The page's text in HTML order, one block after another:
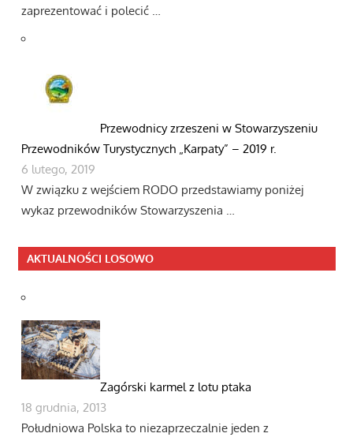
zaprezentować i polecić …
Przewodnicy zrzeszeni w Stowarzyszeniu
Przewodników Turystycznych „Karpaty” – 2019 r.
6 lutego, 2019
W związku z wejściem RODO przedstawiamy poniżej
wykaz przewodników Stowarzyszenia …
AKTUALNOŚCI LOSOWO
Zagórski karmel z lotu ptaka
18 grudnia, 2013
Południowa Polska to niezaprzeczalnie jeden z